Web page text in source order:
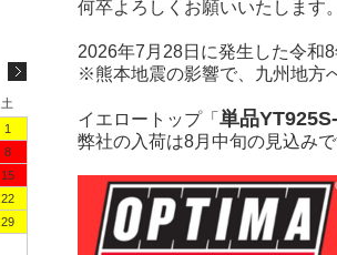
何卒よろしくお願いいたします。
2026年7月28日に発生した令和
※熊本地震の影響で、九州地方
イエロートップ「 単品
弊社の入荷は8月中旬の見込みで
土
1
8
15
22
29